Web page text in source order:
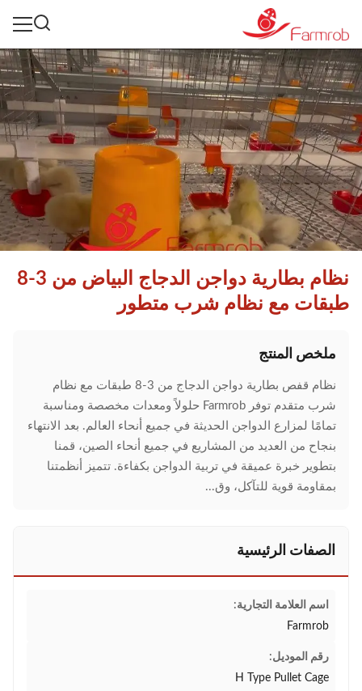
نظام بطارية دواجن الدجاج البياض من 3-8
طبقات مع نظام شرب متطور
ملخص المنتج
نظام قفص بطارية دواجن الدجاج من 3-8 طبقات مع نظام
شرب متقدم توفر Farmrob حلولاً ومعدات مخصصة ومناسبة
تمامًا لمزارع الدواجن الحديثة في جميع أنحاء العالم. بعد الانتهاء
بنجاح من العديد من المشاريع في جميع أنحاء الصين، قمنا
بتطوير خبرة عميقة في تربية الدواجن بكفاءة. تتميز أنظمتنا
بمقاومة قوية للتآكل، وق...
الصفات الرئيسية
اسم العلامة التجارية:
Farmrob
رقم الموديل:
H Type Pullet Cage